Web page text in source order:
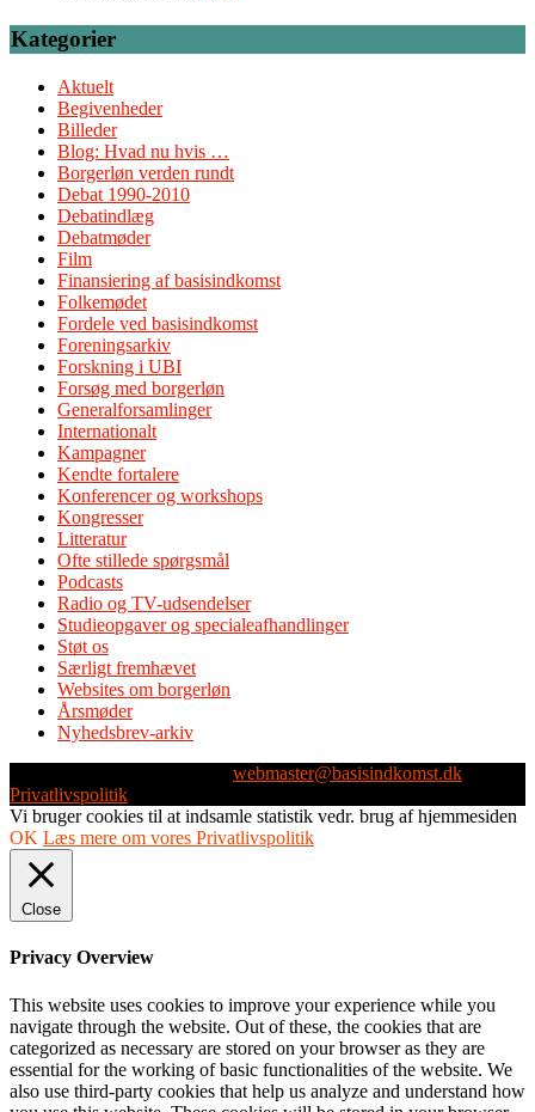
Kategorier
Aktuelt
Begivenheder
Billeder
Blog: Hvad nu hvis …
Borgerløn verden rundt
Debat 1990-2010
Debatindlæg
Debatmøder
Film
Finansiering af basisindkomst
Folkemødet
Fordele ved basisindkomst
Foreningsarkiv
Forskning i UBI
Forsøg med borgerløn
Generalforsamlinger
Internationalt
Kampagner
Kendte fortalere
Konferencer og workshops
Kongresser
Litteratur
Ofte stillede spørgsmål
Podcasts
Radio og TV-udsendelser
Studieopgaver og specialeafhandlinger
Støt os
Særligt fremhævet
Websites om borgerløn
Årsmøder
Nyhedsbrev-arkiv
webmaster@basisindkomst.dk
Privatlivspolitik
Vi bruger cookies til at indsamle statistik vedr. brug af hjemmesiden
OK Læs mere om vores Privatlivspolitik
Close
Privacy Overview
This website uses cookies to improve your experience while you
navigate through the website. Out of these, the cookies that are
categorized as necessary are stored on your browser as they are
essential for the working of basic functionalities of the website. We
also use third-party cookies that help us analyze and understand how